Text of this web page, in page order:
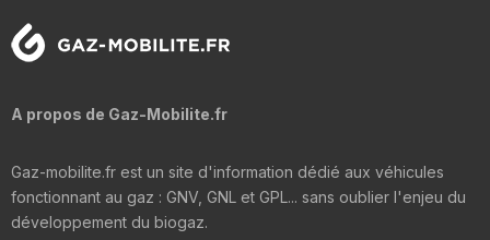
A propos de Gaz-Mobilite.fr
Gaz-mobilite.fr est un site d'information dédié aux véhicules
fonctionnant au gaz : GNV, GNL et GPL... sans oublier l'enjeu du
développement du biogaz.